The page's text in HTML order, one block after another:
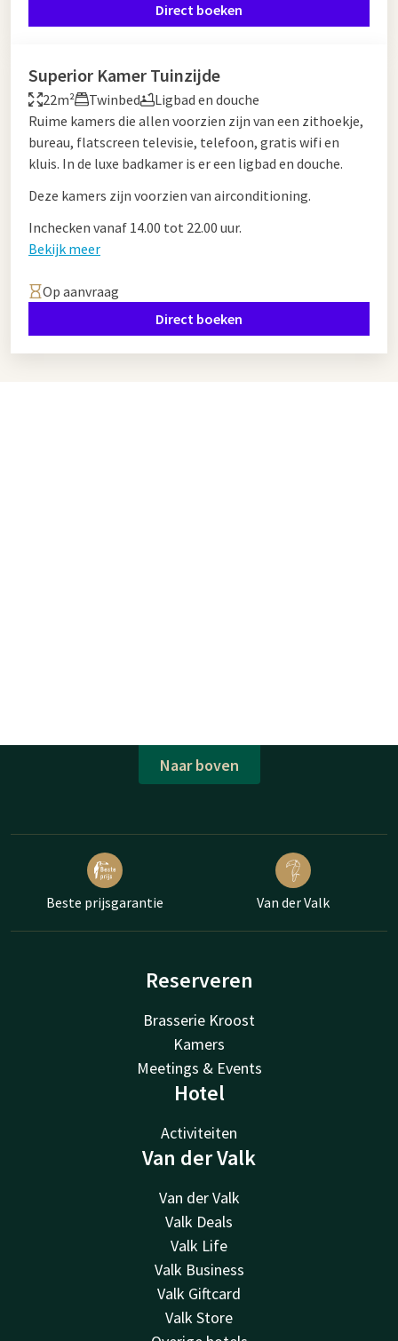
Direct boeken
Superior Kamer Tuinzijde
22m² Twinbed
Ligbad en douche
Ruime kamers die allen voorzien zijn van een zithoekje,
bureau, flatscreen televisie, telefoon, gratis wifi en
kluis. In de luxe badkamer is er een ligbad en douche.
Deze kamers zijn voorzien van airconditioning.
Inchecken vanaf 14.00 tot 22.00 uur.
Bekijk meer
Op aanvraag
Direct boeken
Naar boven
Beste prijsgarantie Van der Valk
Reserveren
Brasserie Kroost
Kamers
Meetings & Events
Hotel
Activiteiten
Van der Valk
Van der Valk
Valk Deals
Valk Life
Valk Business
Valk Giftcard
Valk Store